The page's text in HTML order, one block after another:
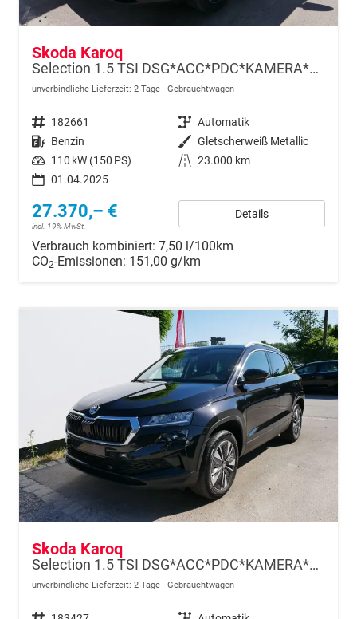
Skoda Karoq
Selection 1.5 TSI DSG*ACC*PDC*KAMERA*TEMPOMAT*LED*SMARTLINK*KLIMA*RADIO*17-ZOLL
unverbindliche Lieferzeit: 2 Tage Gebrauchtwagen
Fahrzeugnr. 182661 Getriebe Automatik
Kraftstoff Benzin Außenfarbe Gletscherweiß Metallic
Leistung 110 kW (150 PS) Kilometerstand 23.000 km
01.04.2025
27.370,– €
incl. 19% MwSt.
Details
Verbrauch kombiniert: 7,50 l/100km
CO2-Emissionen: 151,00 g/km
Skoda Karoq
Selection 1.5 TSI DSG*ACC*PDC*KAMERA*TEMPOMAT*LED*SMARTLINK*KLIMA*RADIO*17-ZOLL
unverbindliche Lieferzeit: 2 Tage Gebrauchtwagen